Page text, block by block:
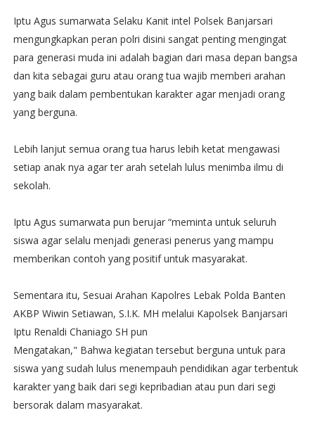
Iptu Agus sumarwata Selaku Kanit intel Polsek Banjarsari
mengungkapkan peran polri disini sangat penting mengingat
para generasi muda ini adalah bagian dari masa depan bangsa
dan kita sebagai guru atau orang tua wajib memberi arahan
yang baik dalam pembentukan karakter agar menjadi orang
yang berguna.
Lebih lanjut semua orang tua harus lebih ketat mengawasi
setiap anak nya agar ter arah setelah lulus menimba ilmu di
sekolah.
Iptu Agus sumarwata pun berujar “meminta untuk seluruh
siswa agar selalu menjadi generasi penerus yang mampu
memberikan contoh yang positif untuk masyarakat.
Sementara itu, Sesuai Arahan Kapolres Lebak Polda Banten
AKBP Wiwin Setiawan, S.I.K. MH melalui Kapolsek Banjarsari
Iptu Renaldi Chaniago SH pun
Mengatakan," Bahwa kegiatan tersebut berguna untuk para
siswa yang sudah lulus menempauh pendidikan agar terbentuk
karakter yang baik dari segi kepribadian atau pun dari segi
bersorak dalam masyarakat.